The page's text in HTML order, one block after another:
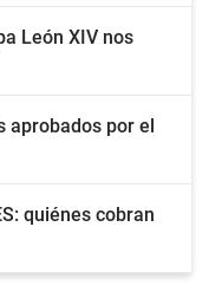
León XIV nos
aprobados por el
quiénes cobran